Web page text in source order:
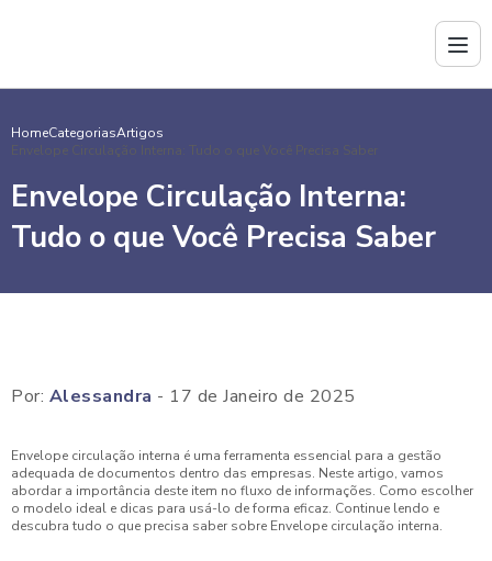
HomeCategoriasArtigos
Envelope Circulação Interna: Tudo o que Você Precisa Saber
Envelope Circulação Interna:
Tudo o que Você Precisa Saber
Por: Alessandra - 17 de Janeiro de 2025
Envelope circulação interna é uma ferramenta essencial para a gestão
adequada de documentos dentro das empresas. Neste artigo, vamos
abordar a importância deste item no fluxo de informações. Como escolher
o modelo ideal e dicas para usá-lo de forma eficaz. Continue lendo e
descubra tudo o que precisa saber sobre Envelope circulação interna.